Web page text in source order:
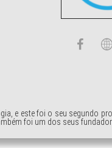
e este foi o seu segundo
foi um dos seus